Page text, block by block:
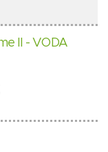
II - VODA